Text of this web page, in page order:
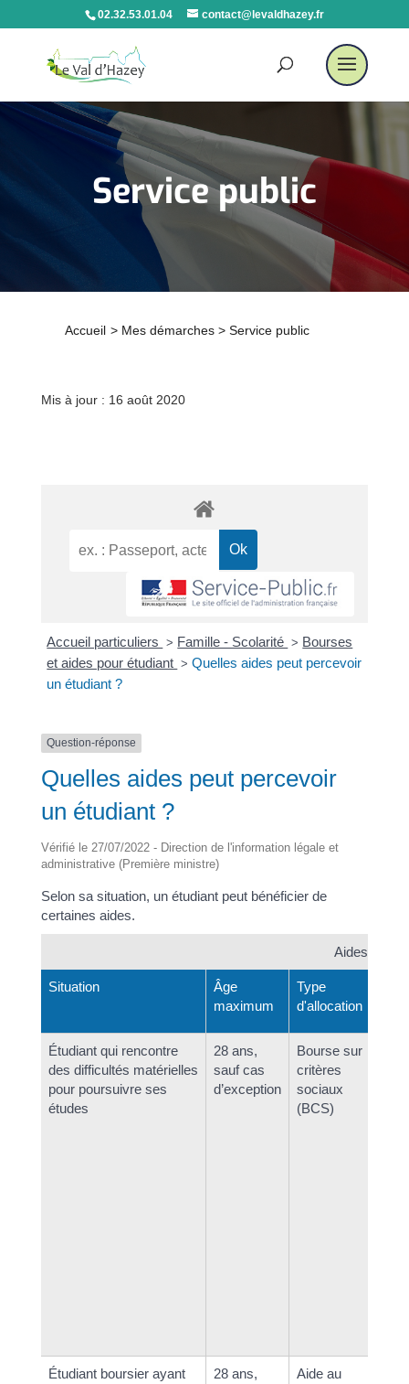
02.32.53.01.04 contact@levaldhazey.fr
Service public
Accueil > Mes démarches > Service public
Mis à jour : 16 août 2020
Accueil particuliers > Famille - Scolarité > Bourses
et aides pour étudiant > Quelles aides peut percevoir
un étudiant ?
Question-réponse
Quelles aides peut percevoir
un étudiant ?
Vérifié le 27/07/2022 - Direction de l'information légale et
administrative (Première ministre)
Selon sa situation, un étudiant peut bénéficier de
certaines aides.
Aides
Situation
Âge
maximum
Type
d'allocation
Étudiant qui rencontre
des difficultés matérielles
pour poursuivre ses
études
28 ans,
sauf cas
d’exception
Bourse sur
critères
sociaux
(BCS)
Étudiant boursier ayant
28 ans,
Aide au